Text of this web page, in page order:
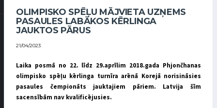
OLIMPISKO SPĒĻU MĀJVIETA UZŅEMS
PASAULES LABĀKOS KĒRLINGA
JAUKTOS PĀRUS
21/04/2023
Laika posmā no 22. līdz 29.aprīlim 2018.gada Phjončhanas
olimpisko spēļu kērlinga turnīra arēnā Korejā norisināsies
pasaules čempionāts jauktajiem pāriem. Latvija šīm
sacensībām nav kvalificējusies.